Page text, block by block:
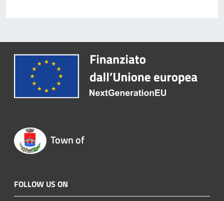
Town of
FOLLOW US ON